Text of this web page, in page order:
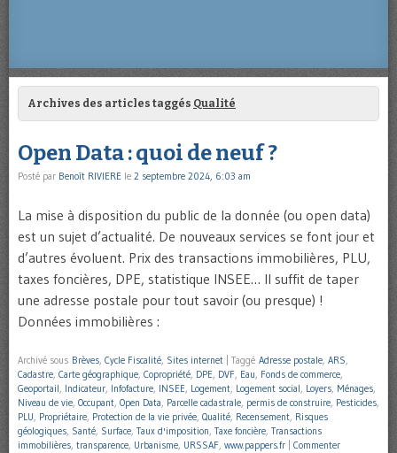
Archives des articles taggés Qualité
Open Data : quoi de neuf ?
Posté par Benoît RIVIERE le 2 septembre 2024, 6:03 am
La mise à disposition du public de la donnée (ou open data)
est un sujet d’actualité. De nouveaux services se font jour et
d’autres évoluent. Prix des transactions immobilières, PLU,
taxes foncières, DPE, statistique INSEE… Il suffit de taper
une adresse postale pour tout savoir (ou presque) !
Données immobilières :
Archivé sous Brèves, Cycle Fiscalité, Sites internet Taggé Adresse postale, ARS,
Cadastre, Carte géographique, Copropriété, DPE, DVF, Eau, Fonds de commerce,
Geoportail, Indicateur, Infofacture, INSEE, Logement, Logement social, Loyers, Ménages,
Niveau de vie, Occupant, Open Data, Parcelle cadastrale, permis de construire, Pesticides,
PLU, Propriétaire, Protection de la vie privée, Qualité, Recensement, Risques
géologiques, Santé, Surface, Taux d'imposition, Taxe foncière, Transactions
immobilières, transparence, Urbanisme, URSSAF, www.pappers.fr Commenter